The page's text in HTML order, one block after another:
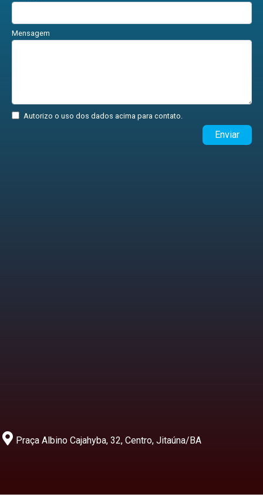
Mensagem
Autorizo o uso dos dados acima para contato.
Enviar
Praça Albino Cajahyba, 32, Centro, Jitaúna/BA